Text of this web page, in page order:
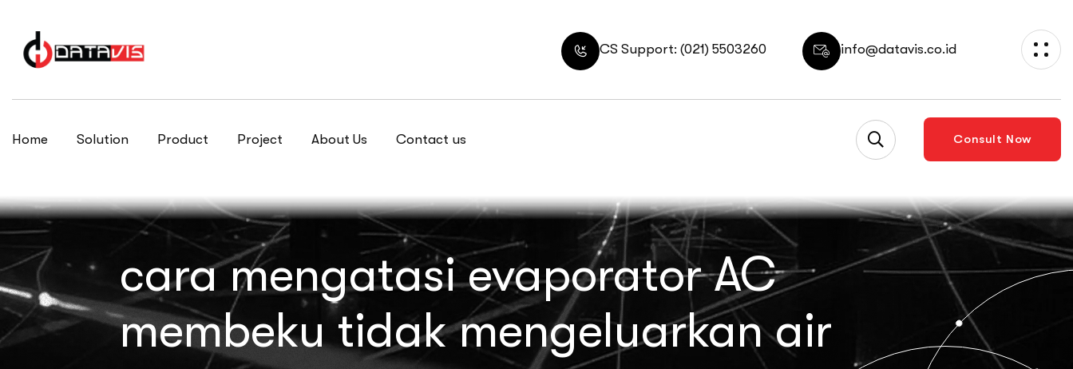
CS Support: (021) 5503260 info@datavis.co.id
Home Solution Product Project About Us Contact us Consult Now
cara mengatasi evaporator AC
membeku tidak mengeluarkan air